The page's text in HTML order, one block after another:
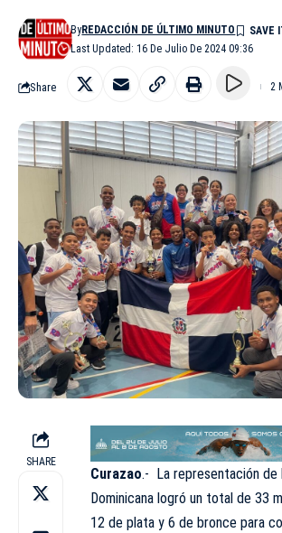
Last Updated: 16 De Julio De 2024 09:36
ByREDACCIÓN DE ÚLTIMO MINUTO
Share 2
SHARE
Curazao.- La representación de
Dominicana logró un total de 33
12 de plata y 6 de bronce para